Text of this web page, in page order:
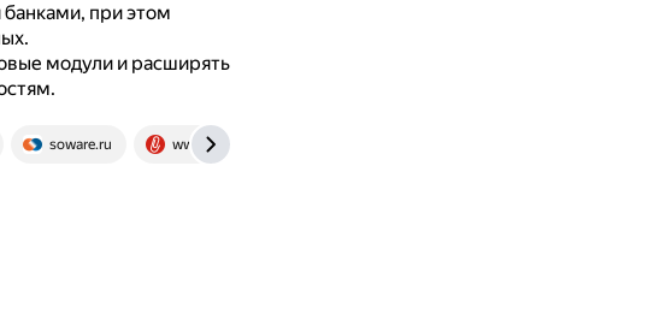
банками, при этом
модули и расширять
soware.ru www.klerk.ru